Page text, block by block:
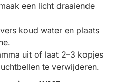
een licht draaiende
koud water en plaats
uit of laat 2–3 kopjes
te verwijderen.